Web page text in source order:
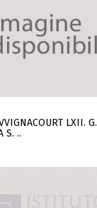
LXII. G.
S. ..